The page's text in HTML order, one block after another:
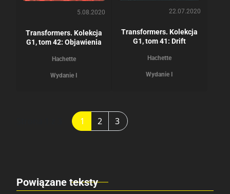
5.08.2020
Transformers. Kolekcja
G1, tom 42: Objawienia
Hachette
Wydanie I
22.07.2020
Transformers. Kolekcja
G1, tom 41: Drift
Hachette
Wydanie I
1 2 3
Powiązane teksty